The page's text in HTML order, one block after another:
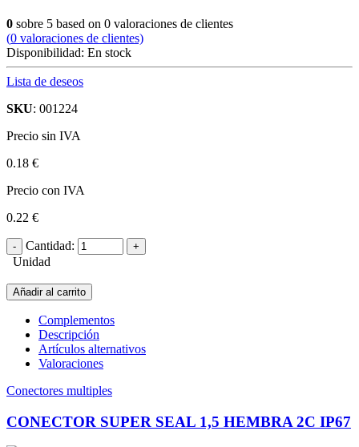
0 sobre 5 based on 0 valoraciones de clientes
(0 valoraciones de clientes)
Disponibilidad: En stock
Lista de deseos
SKU: 001224
Precio sin IVA
0.18 €
Precio con IVA
0.22 €
Cantidad:
Unidad
Añadir al carrito
Complementos
Descripción
Artículos alternativos
Valoraciones
Conectores multiples
CONECTOR SUPER SEAL 1,5 HEMBRA 2C IP67